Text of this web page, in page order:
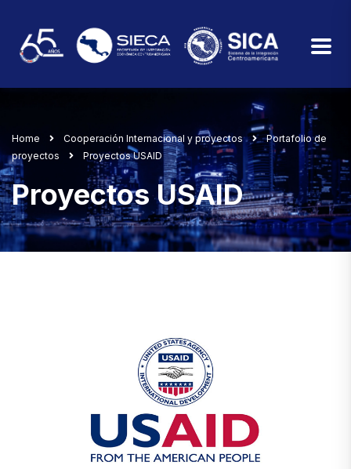
Home Cooperación Internacional y proyectos
Portafolio de
proyectos
Proyectos USAID
Proyectos USAID